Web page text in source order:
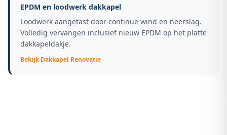
EPDM en loodwerk dakkapel
Loodwerk aangetast door continue wind en neerslag.
Volledig vervangen inclusief nieuw EPDM op het platte
dakkapeldakje.
BekijkDakkapel Renovatie